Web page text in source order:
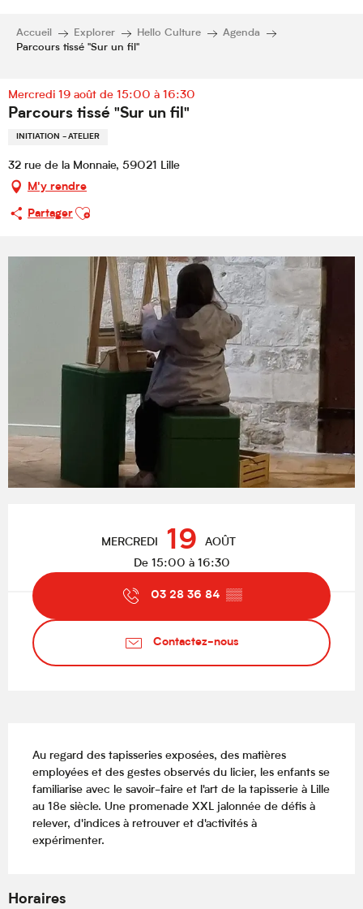
Accueil Explorer Hello Culture
Agenda
Parcours tissé "Sur un fil"
Mercredi 19 août de 15:00 à 16:30
Parcours tissé "Sur un fil"
INITIATION - ATELIER
32 rue de la Monnaie, 59021 Lille
M'y rendre
Partager
Ajouter aux favoris
MERCREDI 19 AOÛT
De 15:00 à 16:30
03 28 36 84 ▒▒
Contactez-nous
Au regard des tapisseries exposées, des matières
employées et des gestes observés du licier, les enfants se
familiarise avec le savoir-faire et l'art de la tapisserie à Lille
au 18e siècle. Une promenade XXL jalonnée de défis à
relever, d'indices à retrouver et d'activités à
expérimenter.
Horaires